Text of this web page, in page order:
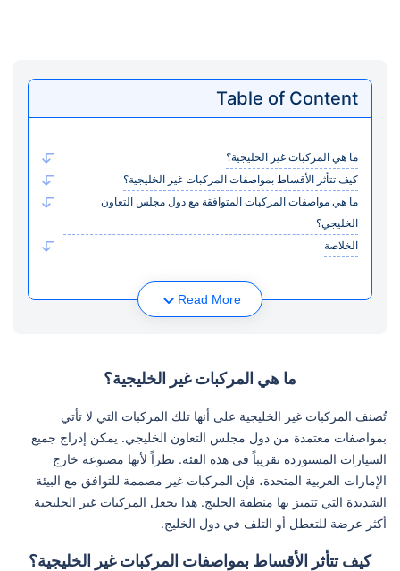
Table of Content
ما هي المركبات غير الخليجية؟
كيف تتأثر الأقساط بمواصفات المركبات غير الخليجية؟
ما هي مواصفات المركبات المتوافقة مع دول مجلس التعاون
الخليجي؟
الخلاصة
Read More
ما هي المركبات غير الخليجية؟
تُصنف المركبات غير الخليجية على أنها تلك المركبات التي لا تأتي
بمواصفات معتمدة من دول مجلس التعاون الخليجي. يمكن إدراج جميع
السيارات المستوردة تقريباً في هذه الفئة. نظراً لأنها مصنوعة خارج
الإمارات العربية المتحدة، فإن المركبات غير مصممة للتوافق مع البيئة
الشديدة التي تتميز بها منطقة الخليج. هذا يجعل المركبات غير الخليجية
أكثر عرضة للتعطل أو التلف في دول الخليج.
كيف تتأثر الأقساط بمواصفات المركبات غير الخليجية؟